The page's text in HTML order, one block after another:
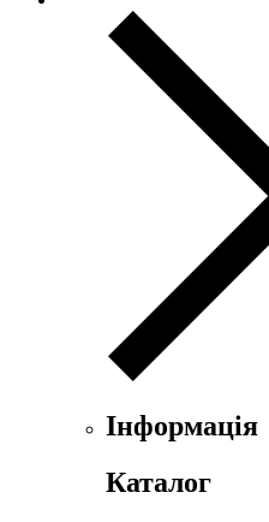
Інформація
Каталог